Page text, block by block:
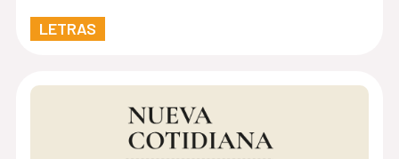
LETRAS